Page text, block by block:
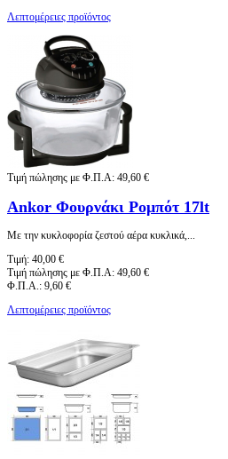
Λεπτομέρειες προϊόντος
Τιμή πώλησης με Φ.Π.Α: 49,60 €
Ankor Φουρνάκι Ρομπότ 17lt
Με την κυκλοφορία ζεστού αέρα κυκλικά,...
Τιμή: 40,00 €
Τιμή πώλησης με Φ.Π.Α: 49,60 €
Φ.Π.Α.: 9,60 €
Λεπτομέρειες προϊόντος